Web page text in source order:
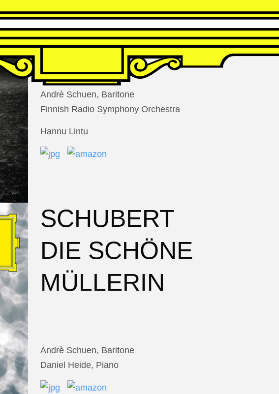
LARCHER
Die Nacht der Verlorenen
Andrè Schuen, Baritone
Finnish Radio Symphony Orchestra
Hannu Lintu
SCHUBERT
DIE SCHÖNE
MÜLLERIN
Andrè Schuen, Baritone
Daniel Heide, Piano